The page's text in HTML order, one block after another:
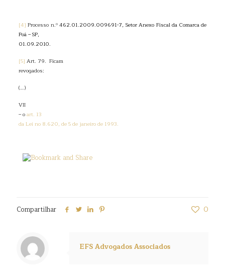
[4] Processo n.º462.01.2009.009691-7, Setor Anexo Fiscal da Comarca de
Poá – SP,
01.09.2010.
[5] Art. 79. Ficam
revogados:
(…)
VII
– oart. 13
da Lei no 8.620, de 5 de janeiro de 1993.
Compartilhar 0
EFS Advogados Associados